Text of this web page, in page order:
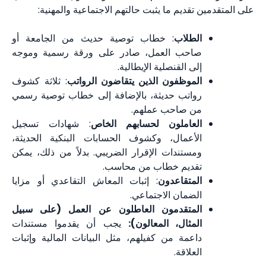
على المتقدمين تقديم ما يثبت حالتهم الاجتماعية والمهنية:
الطلاب: خطاب توصية حديث من الجامعة أو
صاحب العمل، صادر على ورقة رسمية وموجه
إلى القنصلية الإيطالية.
الموظفون الذين يتقاضون الرواتب: ثلاثة كشوف
رواتب حديثة، بالإضافة إلى خطاب توصية رسمي
من صاحب عملهم.
العاملون لحسابهم الخاص: شهادات تسجيل
الأعمال، وكشوف الحسابات البنكية الحديثة،
ومستندات الإقرار الضريبي. بدلاً من ذلك، يمكن
تقديم خطاب من محاسب.
المتقاعدون: إثبات المعاش التقاعدي أو مزايا
الضمان الاجتماعي.
المتقدمون العاطلون عن العمل (على سبيل
المثال، المعالون): يجب أن يقدموا مستندات
داعمة من كفيلهم، مثل البيانات المالية وإثبات
العلاقة.